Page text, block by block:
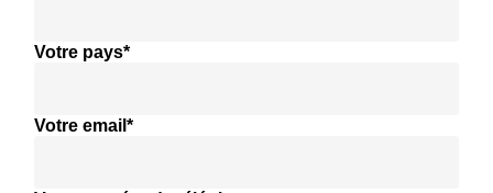
Votre pays*
Votre email*